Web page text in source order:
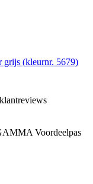
(kleurnr. 5679)
Voordeelpas